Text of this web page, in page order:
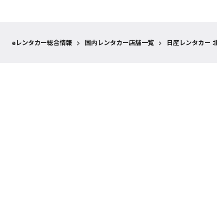
eレンタカー総合情報 > 国内レンタカー店舗一覧 > 日産レンタカー